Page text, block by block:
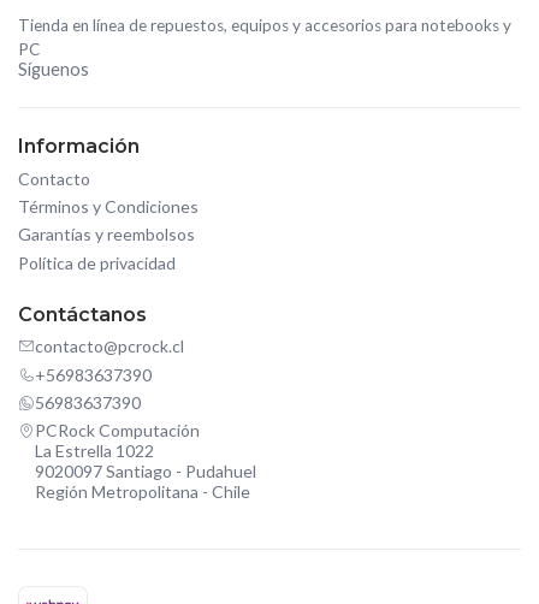
Tienda en línea de repuestos, equipos y accesorios para notebooks y
PC
Síguenos
Información
Contacto
Términos y Condiciones
Garantías y reembolsos
Política de privacidad
Contáctanos
contacto@pcrock.cl
+56983637390
56983637390
PCRock Computación
La Estrella 1022
9020097 Santiago - Pudahuel
Región Metropolitana - Chile